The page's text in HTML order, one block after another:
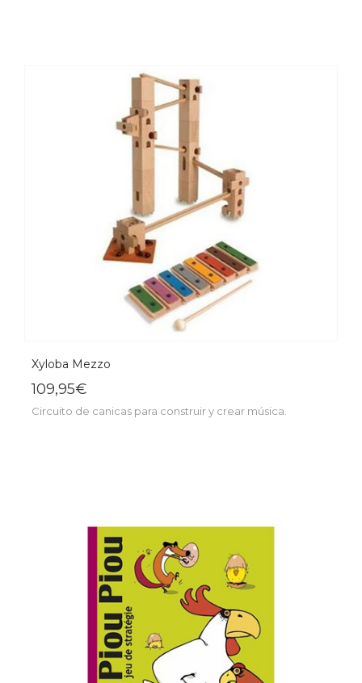
Xyloba Mezzo
109,95€
Circuito de canicas para construir y crear música.